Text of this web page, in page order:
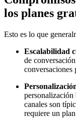
los planes
Esto es lo que
Escalabilidad
de
canales son
requiere un